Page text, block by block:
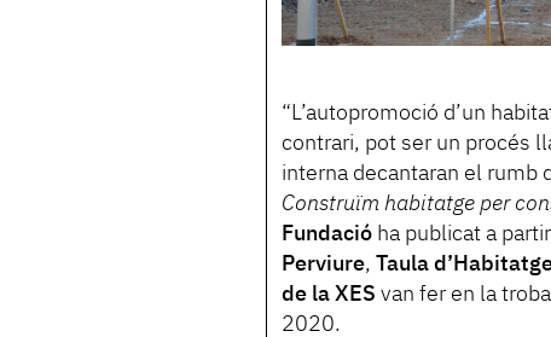
“L’autopromoció d’un
contrari, pot ser un procés
interna decantaran el rumb
Construïm habitatge per
Fundació ha publicat a
Perviure, Taula
de la XES van fer en la
2020.